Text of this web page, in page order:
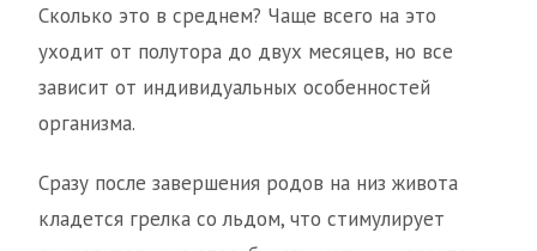
Сколько это в среднем? Чаще всего на это
уходит от полутора до двух месяцев, но все
зависит от индивидуальных особенностей
организма.
Сразу после завершения родов на низ живота
кладется грелка со льдом, что стимулирует